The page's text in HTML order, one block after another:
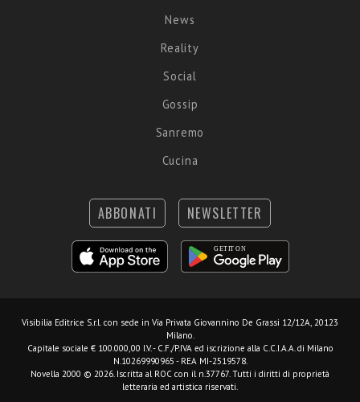
News
Reality
Social
Gossip
Sanremo
Cucina
ABBONATI NEWSLETTER
Visibilia Editrice S.r.l. con sede in Via Privata Giovannino De Grassi 12/12A, 20123
Milano.
Capitale sociale € 100.000,00 I.V. - C.F./P.IVA ed iscrizione alla C.C.I.A.A. di Milano
N.10269990965 - REA MI-2519578.
Novella 2000 © 2026. Iscritta al ROC con il n.37767. Tutti i diritti di proprietà
letteraria ed artistica riservati.